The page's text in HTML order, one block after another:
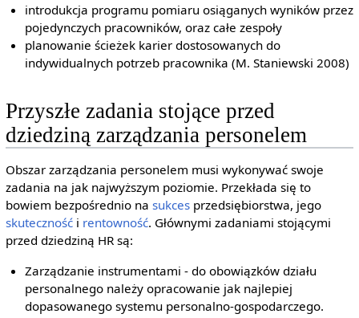
introdukcja programu pomiaru osiąganych wyników przez
pojedynczych pracowników, oraz całe zespoły
planowanie ścieżek karier dostosowanych do
indywidualnych potrzeb pracownika (M. Staniewski 2008)
Przyszłe zadania stojące przed
dziedziną zarządzania personelem
Obszar zarządzania personelem musi wykonywać swoje
zadania na jak najwyższym poziomie. Przekłada się to
bowiem bezpośrednio na sukcesprzedsiębiorstwa, jego
skutecznośći rentowność. Głównymi zadaniami stojącymi
przed dziedziną HR są:
Zarządzanie instrumentami - do obowiązków działu
personalnego należy opracowanie jak najlepiej
dopasowanego systemu personalno-gospodarczego.